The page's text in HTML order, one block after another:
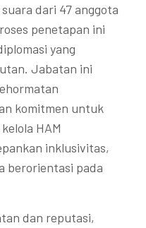
dari 47 anggota
penetapan ini
yang
Jabatan ini
komitmen untuk
HAM
inklusivitas,
berorientasi pada
dan reputasi,